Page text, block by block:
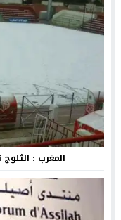
المغرب :